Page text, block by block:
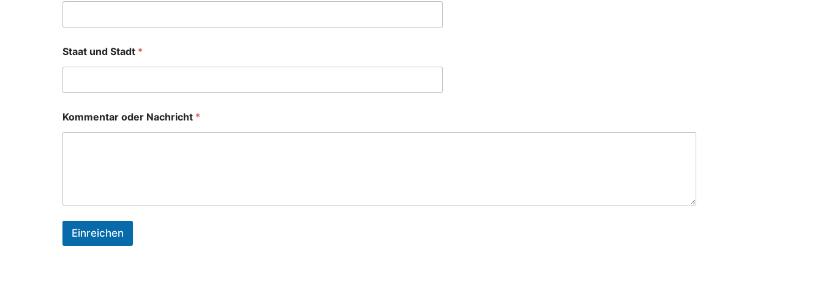
Staat und Stadt *
Kommentar oder Nachricht *
Einreichen